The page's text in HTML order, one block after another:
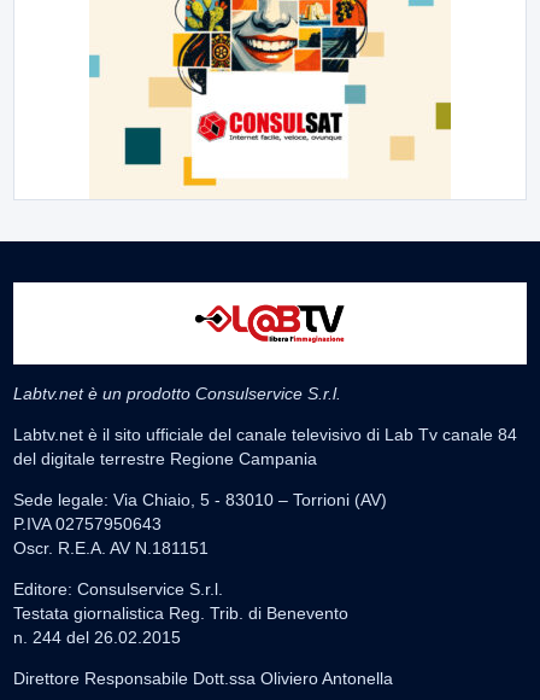
Labtv.net è un prodotto Consulservice S.r.l.
Labtv.net è il sito ufficiale del canale televisivo di Lab Tv canale 84
del digitale terrestre Regione Campania
Sede legale: Via Chiaio, 5 - 83010 – Torrioni (AV)
P.IVA 02757950643
Oscr. R.E.A. AV N.181151
Editore: Consulservice S.r.l.
Testata giornalistica Reg. Trib. di Benevento
n. 244 del 26.02.2015
Direttore Responsabile Dott.ssa Oliviero Antonella